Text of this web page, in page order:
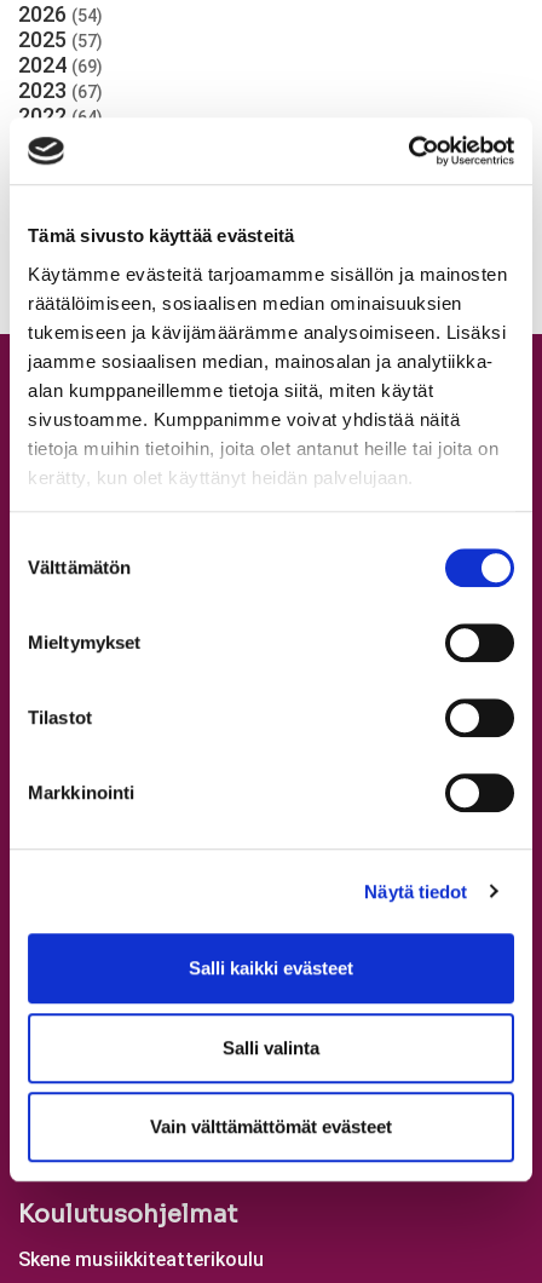
Tämä sivusto käyttää evästeitä
Käytämme evästeitä tarjoamamme sisällön ja mainosten
räätälöimiseen, sosiaalisen median ominaisuuksien
tukemiseen ja kävijämäärämme analysoimiseen. Lisäksi
jaamme sosiaalisen median, mainosalan ja analytiikka-
alan kumppaneillemme tietoja siitä, miten käytät
sivustoamme. Kumppanimme voivat yhdistää näitä
tietoja muihin tietoihin, joita olet antanut heille tai joita on
kerätty, kun olet käyttänyt heidän palvelujaan.
valinta
Välttämätön
Mieltymykset
Tilastot
Markkinointi
Näytä tiedot
Salli kaikki evästeet
Salli valinta
Vain välttämättömät evästeet
2026 (54)
2025 (57)
2024 (69)
2023 (67)
2022 (64)
2021
2020
2019
2017(67)
2016(27)
Tuntitarjonta
Aikataulu
Hinnasto
Leirit
Syyskausi 2026
Kaikki opettajat
Tervetuloa StepUp Schooliin!
Nuorten tanssitunnit
Lasten tanssitunnit
Rekisteröidy
Usein kysyttyä
Etuja asiakkaillemme
Koulutusohjelmat
Skene musiikkiteatterikoulu